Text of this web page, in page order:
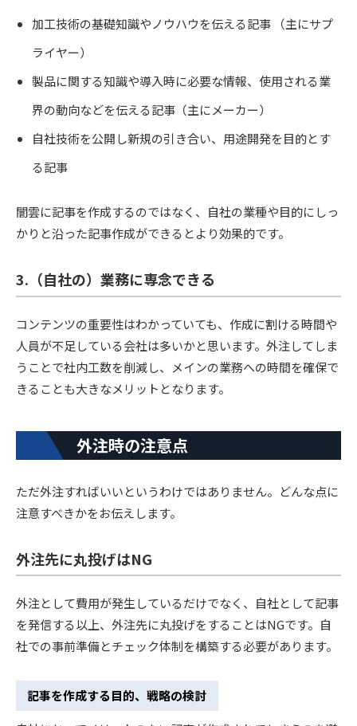
加工技術の基礎知識やノウハウを伝える記事 （主にサプ
ライヤー）
製品に関する知識や導入時に必要な情報、使用される業
界の動向などを伝える記事（主にメーカー）
自社技術を公開し新規の引き合い、用途開発を目的とす
る記事
闇雲に記事を作成するのではなく、自社の業種や目的にしっ
かりと沿った記事作成ができるとより効果的です。
3.（自社の）業務に専念できる
コンテンツの重要性はわかっていても、作成に割ける時間や
人員が不足している会社は多いかと思います。外注してしま
うことで社内工数を削減し、メインの業務への時間を確保で
きることも大きなメリットとなります。
外注時の注意点
ただ外注すればいいというわけではありません。どんな点に
注意すべきかをお伝えします。
外注先に丸投げはNG
外注として費用が発生しているだけでなく、自社として記事
を発信する以上、外注先に丸投げをすることはNGです。自
社での事前準備とチェック体制を構築する必要があります。
記事を作成する目的、戦略の検討